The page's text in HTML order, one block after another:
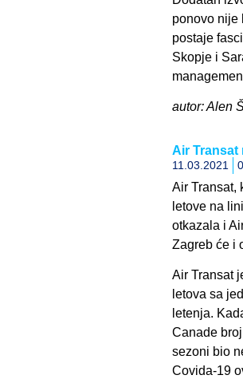
ponovo nije
postaje
Skopje i
autor: Alen
Air Transat
11.03.2021
Air Transat,
letove na
otkazala i
Zagreb će i
Air Transat
letova sa
letenja.
Canade
sezoni bio
Covida-19